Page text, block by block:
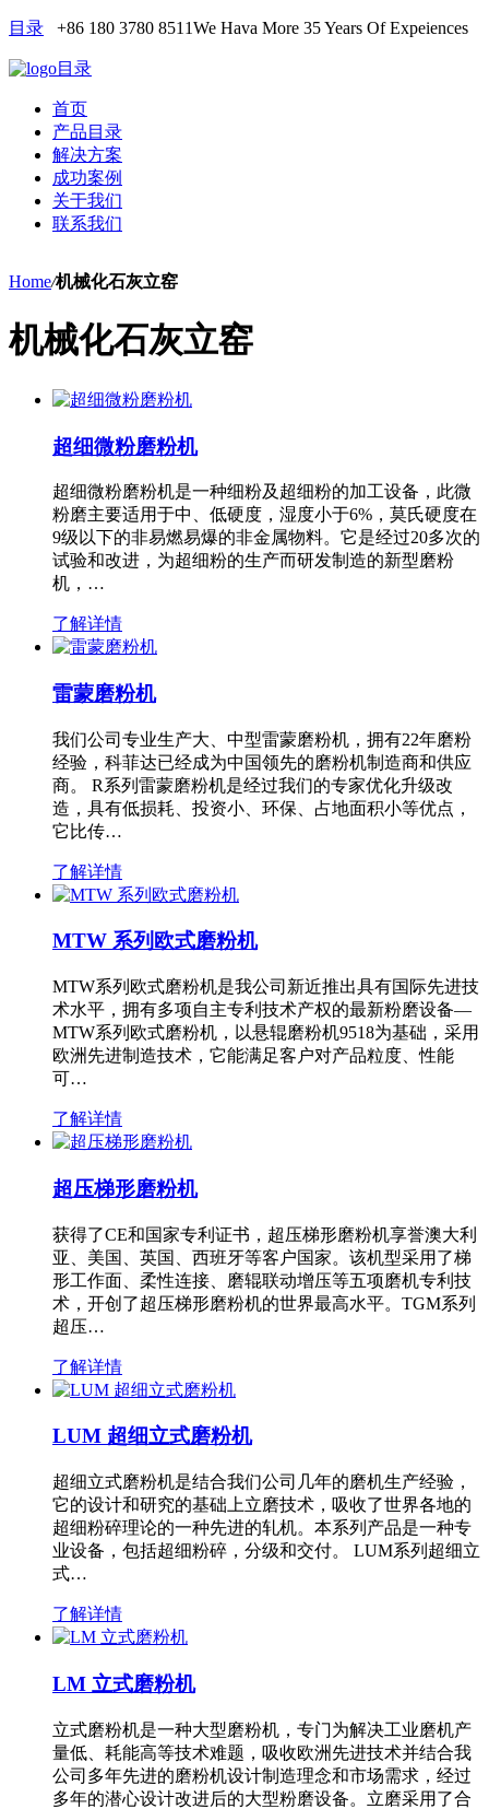
目录 +86 180 3780 8511We Hava More 35 Years Of Expeiences
目录
首页
产品目录
解决方案
成功案例
关于我们
联系我们
Home/机械化石灰立窑
机械化石灰立窑
超细微粉磨粉机
超细微粉磨粉机是一种细粉及超细粉的加工设备，此微
粉磨主要适用于中、低硬度，湿度小于6%，莫氏硬度在
9级以下的非易燃易爆的非金属物料。它是经过20多次的
试验和改进，为超细粉的生产而研发制造的新型磨粉
机，…
了解详情
雷蒙磨粉机
我们公司专业生产大、中型雷蒙磨粉机，拥有22年磨粉
经验，科菲达已经成为中国领先的磨粉机制造商和供应
商。 R系列雷蒙磨粉机是经过我们的专家优化升级改
造，具有低损耗、投资小、环保、占地面积小等优点，
它比传…
了解详情
MTW 系列欧式磨粉机
MTW系列欧式磨粉机是我公司新近推出具有国际先进技
术水平，拥有多项自主专利技术产权的最新粉磨设备—
MTW系列欧式磨粉机，以悬辊磨粉机9518为基础，采用
欧洲先进制造技术，它能满足客户对产品粒度、性能
可…
了解详情
超压梯形磨粉机
获得了CE和国家专利证书，超压梯形磨粉机享誉澳大利
亚、美国、英国、西班牙等客户国家。该机型采用了梯
形工作面、柔性连接、磨辊联动增压等五项磨机专利技
术，开创了超压梯形磨粉机的世界最高水平。TGM系列
超压…
了解详情
LUM 超细立式磨粉机
超细立式磨粉机是结合我们公司几年的磨机生产经验，
它的设计和研究的基础上立磨技术，吸收了世界各地的
超细粉碎理论的一种先进的轧机。本系列产品是一种专
业设备，包括超细粉碎，分级和交付。 LUM系列超细立
式…
了解详情
LM 立式磨粉机
立式磨粉机是一种大型磨粉机，专门为解决工业磨机产
量低、耗能高等技术难题，吸收欧洲先进技术并结合我
公司多年先进的磨粉机设计制造理念和市场需求，经过
多年的潜心设计改进后的大型粉磨设备。立磨采用了合